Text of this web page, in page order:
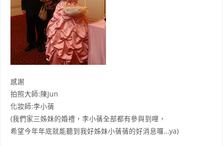
感謝
拍照大師:陳Jun
化妝師:李小蒨
(我們家三姊妹的婚禮，李小蒨全部都有參與到哩，
希望今年年底就能聽到我好姊妹小蒨蒨的好消息囉…ya)